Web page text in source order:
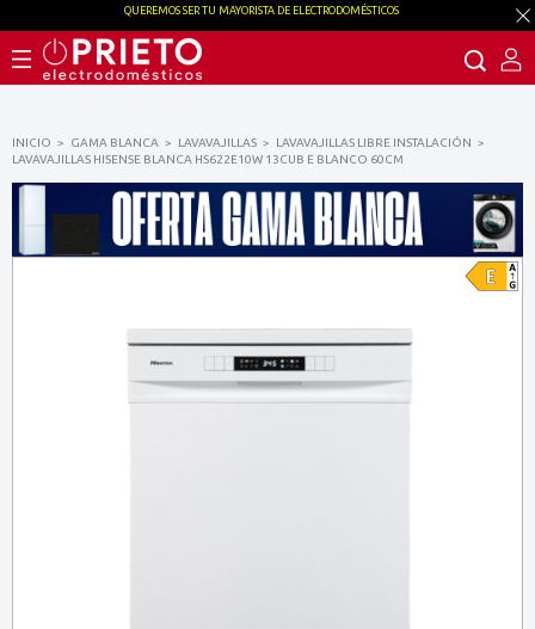
INICIO GAMA BLANCA LAVAVAJILLAS
LAVAVAJILLAS LIBRE INSTALACIÓN
LAVAVAJILLAS HISENSE BLANCA HS622E10W 13CUB E BLANCO 60CM
QUEREMOS SER TU MAYORISTA DE ELECTRODOMÉSTICOS